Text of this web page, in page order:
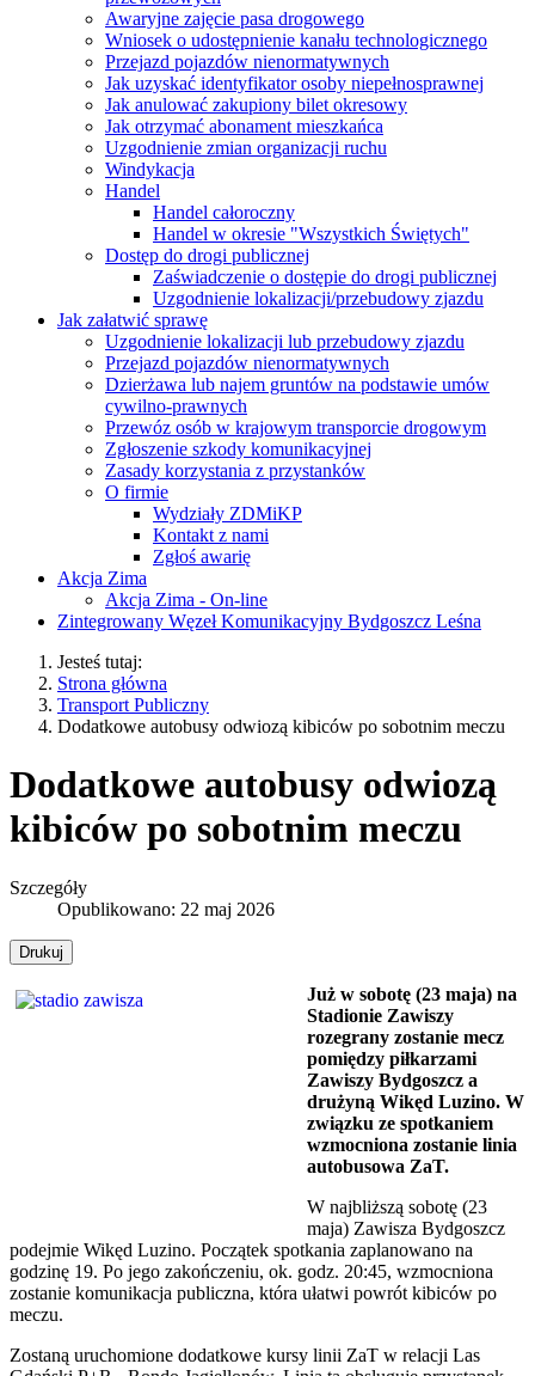
Awaryjne zajęcie pasa drogowego
Wniosek o udostępnienie kanału technologicznego
Przejazd pojazdów nienormatywnych
Jak uzyskać identyfikator osoby niepełnosprawnej
Jak anulować zakupiony bilet okresowy
Jak otrzymać abonament mieszkańca
Uzgodnienie zmian organizacji ruchu
Windykacja
Handel
Handel całoroczny
Handel w okresie "Wszystkich Świętych"
Dostęp do drogi publicznej
Zaświadczenie o dostępie do drogi publicznej
Uzgodnienie lokalizacji/przebudowy zjazdu
Jak załatwić sprawę
Uzgodnienie lokalizacji lub przebudowy zjazdu
Przejazd pojazdów nienormatywnych
Dzierżawa lub najem gruntów na podstawie umów
cywilno-prawnych
Przewóz osób w krajowym transporcie drogowym
Zgłoszenie szkody komunikacyjnej
Zasady korzystania z przystanków
O firmie
Wydziały ZDMiKP
Kontakt z nami
Zgłoś awarię
Akcja Zima
Akcja Zima - On-line
Zintegrowany Węzeł Komunikacyjny Bydgoszcz Leśna
Jesteś tutaj:
Strona główna
Transport Publiczny
Dodatkowe autobusy odwiozą kibiców po sobotnim meczu
Dodatkowe autobusy odwiozą
kibiców po sobotnim meczu
Szczegóły
Opublikowano: 22 maj 2026
Drukuj
Już w sobotę (23 maja) na
Stadionie Zawiszy
rozegrany zostanie mecz
pomiędzy piłkarzami
Zawiszy Bydgoszcz a
drużyną Wikęd Luzino. W
związku ze spotkaniem
wzmocniona zostanie linia
autobusowa ZaT.
W najbliższą sobotę (23
maja) Zawisza Bydgoszcz
podejmie Wikęd Luzino. Początek spotkania zaplanowano na
godzinę 19. Po jego zakończeniu, ok. godz. 20:45, wzmocniona
zostanie komunikacja publiczna, która ułatwi powrót kibiców po
meczu.
Zostaną uruchomione dodatkowe kursy linii ZaT w relacji Las